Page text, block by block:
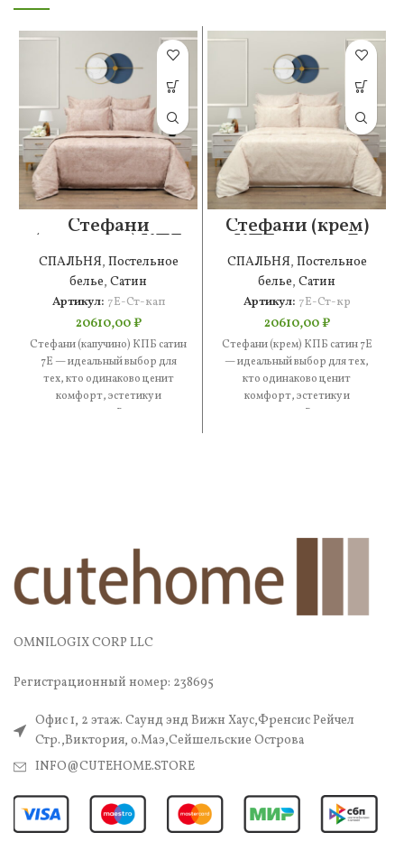
Стефани
(капучино) КПБ
сатин 7Е
СПАЛЬНЯ, Постельное
белье, Сатин
Артикул: 7Е-Ст-кап
20610,00₽
Стефани (капучино) КПБ сатин
7Е — идеальный выбор для
тех, кто одинаково ценит
комфорт, эстетику и
практичность. В составе —
Стефани (крем)
КПБ сатин 7Е
СПАЛЬНЯ, Постельное
белье, Сатин
Артикул: 7Е-Ст-кр
20610,00₽
Стефани (крем) КПБ сатин 7Е
— идеальный выбор для тех,
кто одинаково ценит
комфорт, эстетику и
практичность. В составе —
OMNILOGIX CORP LLC
Регистрационный номер: 238695
Офис 1, 2 этаж. Саунд энд Вижн Хаус,Френсис Рейчел
Стр.,Виктория, о.Маэ,Сейшельские Острова
INFO@CUTEHOME.STORE